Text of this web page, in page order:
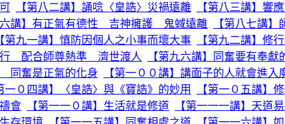
【第八二講】誦唸〈皇誥〉災禍遠離 【第八三講】響
六講】有正氣有德性 吉神擁護 鬼蜮遠離 【第八七講】
【第九一講】慎防因個人之小事而壞大事 【第九二講】修
行 配合師尊熱準 濟世渡人 【第九六講】同奮要有奉
同奮是正氣的化身 【第一００講】講面子的人就會進入
一０四講】〈皇誥〉與《寶誥》的妙用 【第一０五講】
會 【第一一０講】生活就是修道 【第一一一講】天道